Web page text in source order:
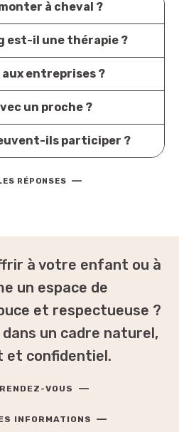
à cheval ?
dans le respect de chacun.
est-il une thérapie ?
ou professionnel,
entreprises ?
et la communication en
un proche ?
collègues…). Il suffit de le
ils participer ?
de 7 ans, dans un cadre
RÉPONSES —
à votre enfant ou à
un espace de
et respectueuse ?
un cadre naturel,
et confidentiel.
VOUS —
INFORMATIONS —